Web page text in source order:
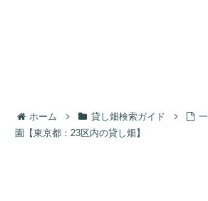
ホーム 貸し畑検索ガイド
園【東京都：23区内の貸し畑】